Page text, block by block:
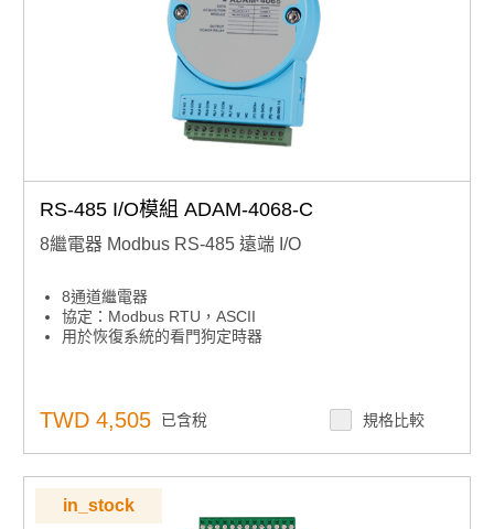
RS-485 I/O模組 ADAM-4068-C
8繼電器 Modbus RS-485 遠端 I/O
8通道繼電器
協定：Modbus RTU，ASCII
用於恢復系統的看門狗定時器
TWD 4,505 已含稅 規格比較
in_stock